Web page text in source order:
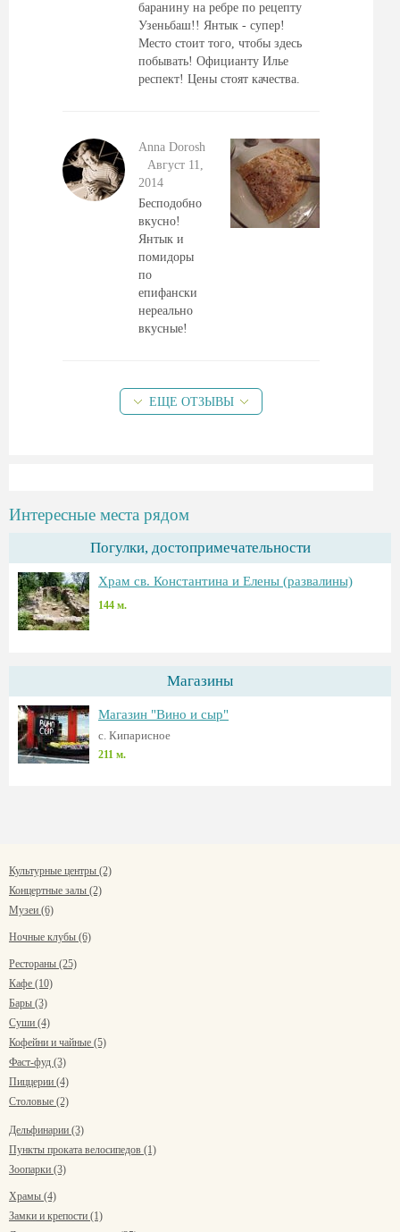
баранину на ребре по рецепту
Узеньбаш!! Янтык - супер!
Место стоит того, чтобы здесь
побывать! Официанту Илье
респект! Цены стоят качества.
Anna Dorosh
Август 11,
2014
Бесподобно
вкусно!
Янтык и
помидоры
по
епифански
нереально
вкусные!
ЕЩЕ ОТЗЫВЫ
Интересные места рядом
Погулки, достопримечательности
Храм св. Константина и Елены (развалины)
144 м.
Магазины
Магазин "Вино и сыр"
c. Кипарисное
211 м.
Культурные центры (2)
Концертные залы (2)
Музеи (6)
Ночные клубы (6)
Рестораны (25)
Кафе (10)
Бары (3)
Суши (4)
Кофейни и чайные (5)
Фаст-фуд (3)
Пиццерии (4)
Столовые (2)
Дельфинарии (3)
Пункты проката велосипедов (1)
Зоопарки (3)
Храмы (4)
Замки и крепости (1)